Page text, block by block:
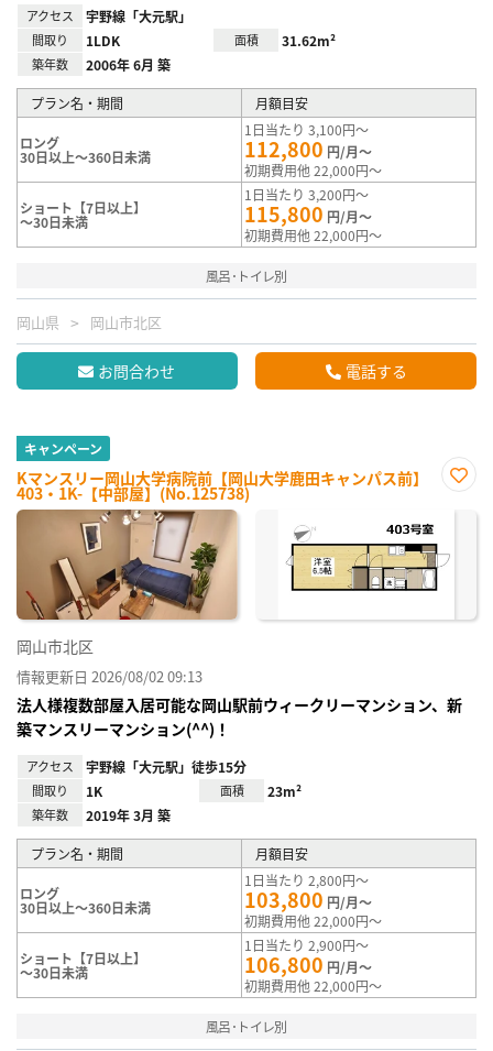
アクセス 宇野線「大元駅」
間取り 1LDK 面積 31.62m²
築年数 2006年 6月 築
プラン名・期間 月額目安
ロング
30日以上～360日未満
1日当たり 3,100円～
112,800 円/月～
初期費用他 22,000円～
ショート【7日以上】
～30日未満
1日当たり 3,200円～
115,800 円/月～
初期費用他 22,000円～
風呂･トイレ別
岡山県 岡山市北区
お問合わせ 電話する
キャンペーン
Kマンスリー岡山大学病院前【岡山大学鹿田キャンパス前】
403・1K-【中部屋】(No.125738)
に入
岡山市北区
情報更新日 2026/08/02 09:13
法人様複数部屋入居可能な岡山駅前ウィークリーマンション、新
築マンスリーマンション(^^)！
アクセス 宇野線「大元駅」徒歩15分
間取り 1K 面積 23m²
築年数 2019年 3月 築
プラン名・期間 月額目安
ロング
30日以上～360日未満
1日当たり 2,800円～
103,800 円/月～
初期費用他 22,000円～
ショート【7日以上】
～30日未満
1日当たり 2,900円～
106,800 円/月～
初期費用他 22,000円～
風呂･トイレ別